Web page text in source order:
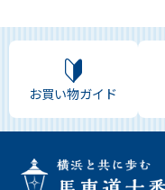
お買い物ガイド